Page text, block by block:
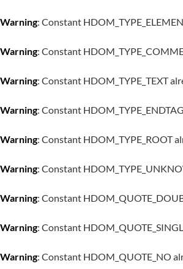
Warning: Constant
Warning: Constant
Warning: Constant HDOM_TYPE_TEXT
Warning: Constant
Warning: Constant HDOM_TYPE_ROOT
Warning: Constant
Warning: Constant
Warning: Constant
Warning: Constant HDOM_QUOTE_NO